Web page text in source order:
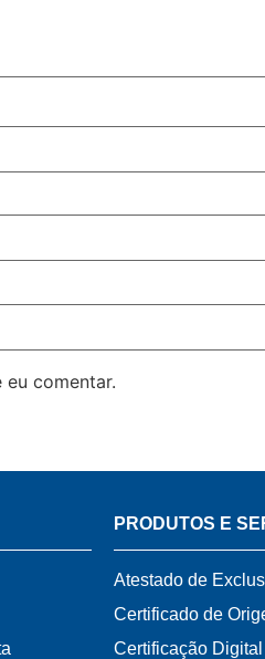
comentar.
PRODUTOS E
Atestado de
Certificado de
Certificação Digital